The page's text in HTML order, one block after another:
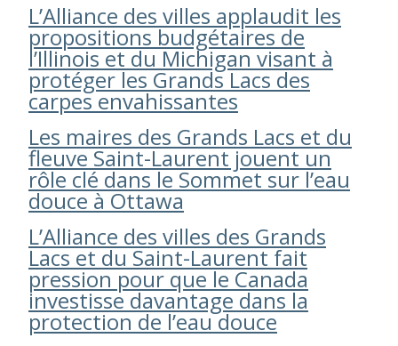
L’Alliance des villes applaudit les
propositions budgétaires de
l’Illinois et du Michigan visant à
protéger les Grands Lacs des
carpes envahissantes
Les maires des Grands Lacs et du
fleuve Saint-Laurent jouent un
rôle clé dans le Sommet sur l’eau
douce à Ottawa
L’Alliance des villes des Grands
Lacs et du Saint-Laurent fait
pression pour que le Canada
investisse davantage dans la
protection de l’eau douce